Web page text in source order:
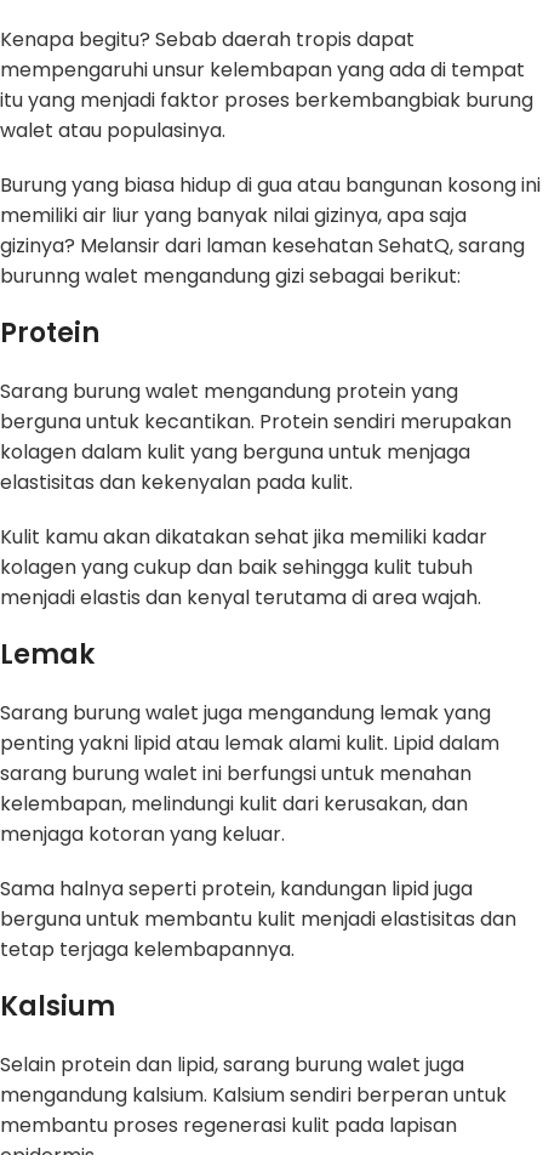
Kenapa begitu? Sebab daerah tropis dapat
mempengaruhi unsur kelembapan yang ada di tempat
itu yang menjadi faktor proses berkembangbiak burung
walet atau populasinya.
Burung yang biasa hidup di gua atau bangunan kosong ini
memiliki air liur yang banyak nilai gizinya, apa saja
gizinya? Melansir dari laman kesehatan SehatQ, sarang
burunng walet mengandung gizi sebagai berikut:
Protein
Sarang burung walet mengandung protein yang
berguna untuk kecantikan. Protein sendiri merupakan
kolagen dalam kulit yang berguna untuk menjaga
elastisitas dan kekenyalan pada kulit.
Kulit kamu akan dikatakan sehat jika memiliki kadar
kolagen yang cukup dan baik sehingga kulit tubuh
menjadi elastis dan kenyal terutama di area wajah.
Lemak
Sarang burung walet juga mengandung lemak yang
penting yakni lipid atau lemak alami kulit. Lipid dalam
sarang burung walet ini berfungsi untuk menahan
kelembapan, melindungi kulit dari kerusakan, dan
menjaga kotoran yang keluar.
Sama halnya seperti protein, kandungan lipid juga
berguna untuk membantu kulit menjadi elastisitas dan
tetap terjaga kelembapannya.
Kalsium
Selain protein dan lipid, sarang burung walet juga
mengandung kalsium. Kalsium sendiri berperan untuk
membantu proses regenerasi kulit pada lapisan